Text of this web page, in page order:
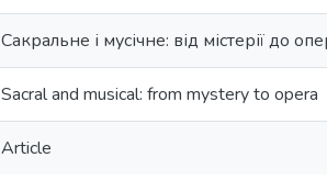
Сакральне і мусічне: від містерії до
Sacral and musical: from mystery to opera
Article